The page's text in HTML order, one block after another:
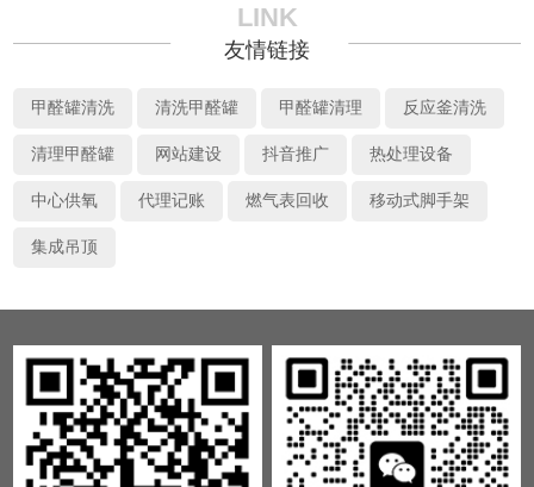
LINK
友情链接
甲醛罐清洗 清洗甲醛罐 甲醛罐清理 反应釜清洗
清理甲醛罐 网站建设 抖音推广 热处理设备
中心供氧 代理记账 燃气表回收 移动式脚手架
集成吊顶